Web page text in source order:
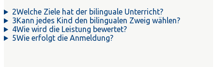
2Welche Ziele hat der bilinguale Unterricht?
3Kann jedes Kind den bilingualen Zweig wählen?
4Wie wird die Leistung bewertet?
5Wie erfolgt die Anmeldung?